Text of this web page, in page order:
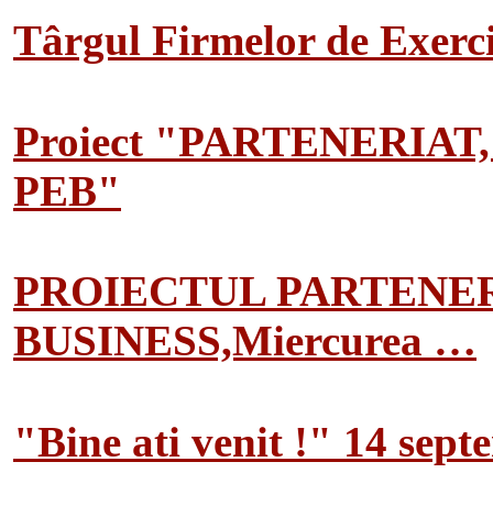
Târgul Firmelor de
Proiect
PEB"
PROIECTUL
BUSINESS,Miercurea …
"Bine ati venit !" 14